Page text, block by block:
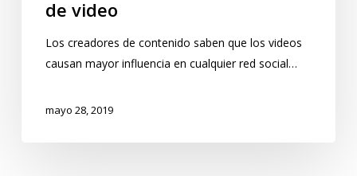
de video
Los creadores de contenido saben que los videos
causan mayor influencia en cualquier red social…
mayo 28, 2019